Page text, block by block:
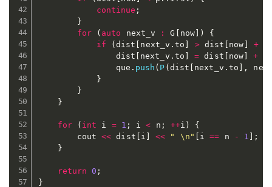
continue ;
}
for
( auto next_v : G now] )
{
if
( dist next_v .to > dist now +
				dist
next_v . to = dist now +
				que
. push ( P ( dist next_v . to ,
}
}
}
for ( int i = 1 ; i < n ; ++i )
{
		cout
<< dist i << " \n" i == n - 1
;
}
return 0 ;
}